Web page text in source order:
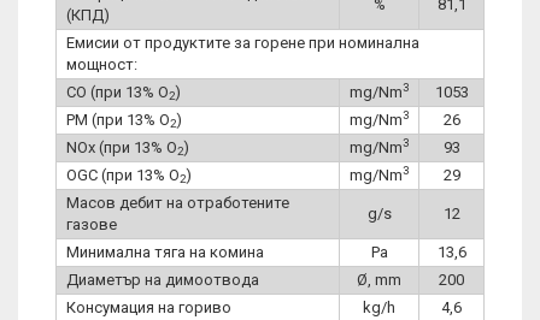
(КПД)
% 81,1
Емисии от продуктите за горене при номинална
мощност:
CO (при 13% O2) mg/Nm3
1053
PM (при 13% O2) mg/Nm3
26
NOx (при 13% O2) mg/Nm3
93
OGC (при 13% O2) mg/Nm3
29
Масов дебит на отработените
газове
g/s 12
Минимална тяга на комина Pa
13,6
Диаметър на димоотвода
Ø, mm
200
Консумация на гориво
kg/h
4,6